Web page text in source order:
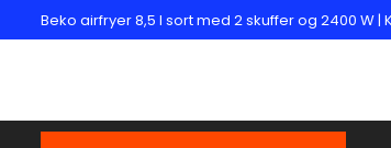
Beko airfryer 8,5 l sort med 2 skuffer og 2400 W |